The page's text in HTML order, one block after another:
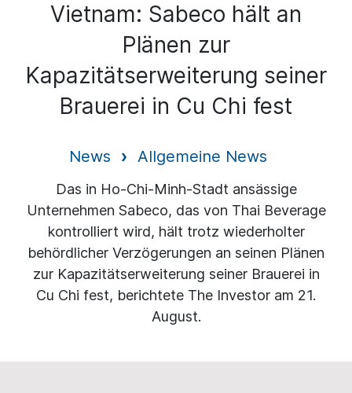
Vietnam: Sabeco hält an
Plänen zur
Kapazitätserweiterung seiner
Brauerei in Cu Chi fest
News Allgemeine News
Das in Ho-Chi-Minh-Stadt ansässige
Unternehmen Sabeco, das von Thai Beverage
kontrolliert wird, hält trotz wiederholter
behördlicher Verzögerungen an seinen Plänen
zur Kapazitätserweiterung seiner Brauerei in
Cu Chi fest, berichtete The Investor am 21.
August.